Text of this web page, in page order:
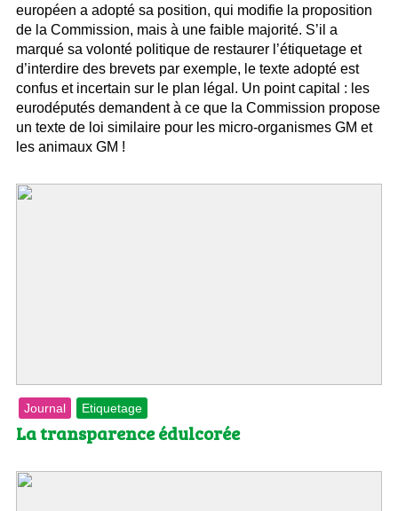
européen a adopté sa position, qui modifie la proposition
de la Commission, mais à une faible majorité. S’il a
marqué sa volonté politique de restaurer l’étiquetage et
d’interdire des brevets par exemple, le texte adopté est
confus et incertain sur le plan légal. Un point capital : les
eurodéputés demandent à ce que la Commission propose
un texte de loi similaire pour les micro-organismes GM et
les animaux GM !
Journal Etiquetage
La transparence édulcorée